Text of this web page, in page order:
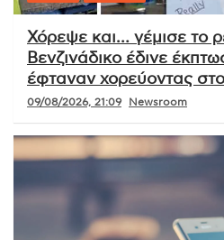
Χόρεψε και… γέμισε το
Βενζινάδικο έδινε
έφταναν χορεύοντας
09/08/2026, 21:09 Newsroom